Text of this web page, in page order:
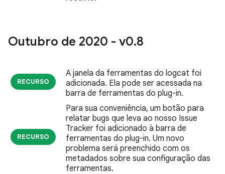
Outubro de 2020 - v0.8
RECURSO
A janela da ferramentas do logcat foi
adicionada. Ela pode ser acessada na
barra de ferramentas do plug-in.
RECURSO
Para sua conveniência, um botão para
relatar bugs que leva ao nosso Issue
Tracker foi adicionado à barra de
ferramentas do plug-in. Um novo
problema será preenchido com os
metadados sobre sua configuração das
ferramentas.